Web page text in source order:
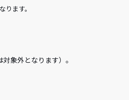
ります。
象外となります）。